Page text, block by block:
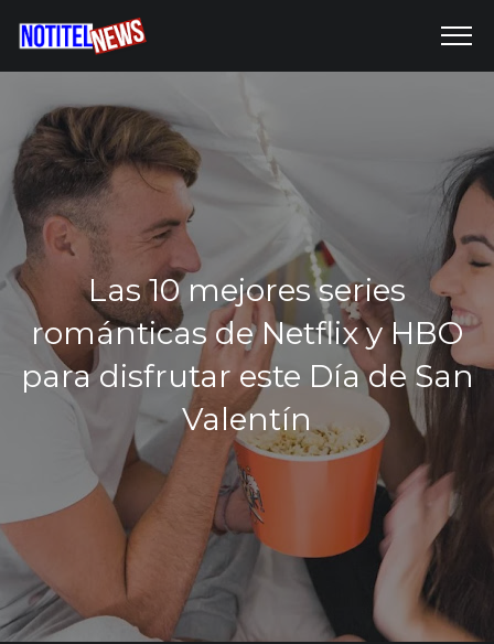
Las 10 mejores series
románticas de Netflix y HBO
para disfrutar este Día de San
Valentín